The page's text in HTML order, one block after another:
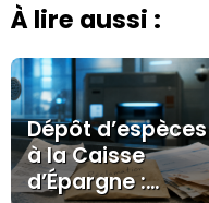
À lire aussi :
Dépôt d’espèces
à la Caisse
d’Épargne :